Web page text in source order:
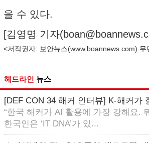
을 수 있다.
[김영명 기자(
<저작권자: 보안뉴스(www.boannews.com) 무
헤드라인 뉴스
[DEF CON 34 해커 인터뷰] K-해커가
“한국 해커가 AI 활용에 가장 강해요.
한국인은 ‘IT DNA’가 있...